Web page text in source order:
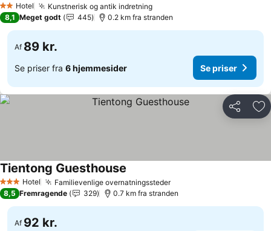
2 Stjerner
Hotel Kunstnerisk og antik indretningSe priser
8,1 Meget godt 445 0.2 km fra stranden
Af 89 kr.
Se priser fra 6 hjemmesider Se priser
Del
3 StjernerHotel Familievenlige overnatningsstederSe priser
Tientong Guesthouse
8,5 Fremragende 329 0.7 km fra stranden
Af 92 kr.